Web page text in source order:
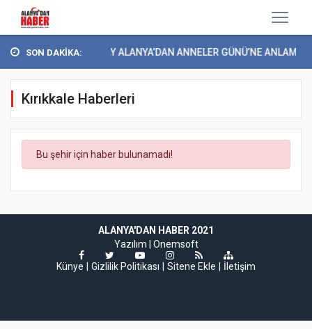
SON DAKİKA:YEŞİLAY ALANYA’DAN ANNELER GÜNÜ’NE ANLAMLI
Kırıkkale Haberleri
Bu şehir için haber bulunamadı!
ALANYA'DAN HABER 2021
Yazılım | Onemsoft
Künye
Gizlilik Politikası Sitene Ekle İletişim